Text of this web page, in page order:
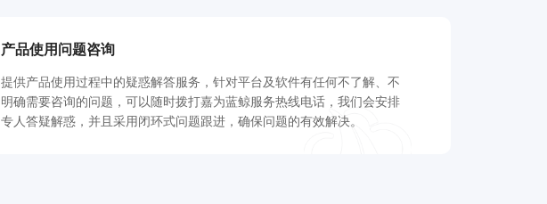
产品使用问题咨询
提供产品使用过程中的疑惑解答服务，针对平台及软件有任何不了解、不
明确需要咨询的问题，可以随时拨打嘉为蓝鲸服务热线电话，我们会安排
专人答疑解惑，并且采用闭环式问题跟进，确保问题的有效解决。